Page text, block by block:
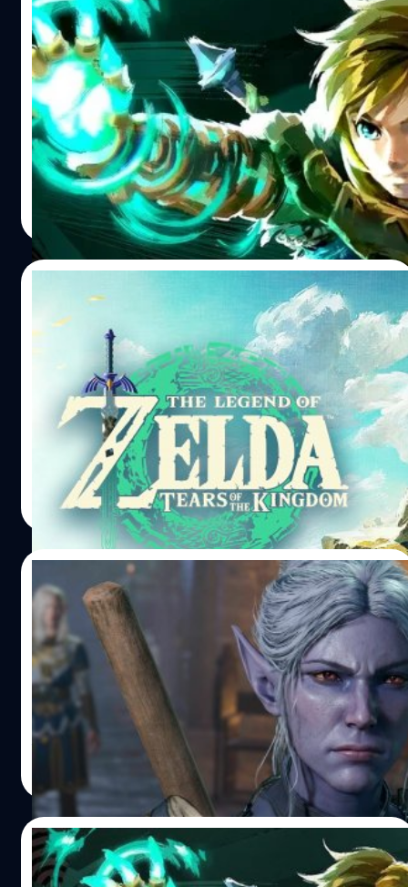
Zelda ภาคต่อไปจะมีเนื้อเรื่องใหม่หมด และไม่มี
แผนสร้าง DLC ภาค Tears of the Kingdom
โปรดิวเซอร์ของเกม และ ผู้กำกับของเกม เกี่ยวกับการสร้าง
ภาคต่อ หรือส่วนเสริม DLC หลังจากภาค Tears of the
Kingdom แล้ว
วงศกร ปฐมชัยวัฒน์| 1066 days ago
Read More
เกม Zelda: Tears of the Kingdom มีส่วน
ช่วยให้ GDP ของญี่ปุ่นเพิ่มขึ้น
สาเหตุที่ GDP เพิ่มขึ้นเป็นเพราะความสำเร็จของเกม The
Legend of Zelda: Tears of the Kingdom ที่ขายได้มากกว่า
18 ล้าน
วงศกร ปฐมชัยวัฒน์| 1086 days ago
Read More
Baldur’s Gate 3 กลายเป็นเกมที่ได้คะแนนรีวิว
ดีที่สุดประจำปี ค.ศ. 2023 จากเว็บไซต์
Metacritic
Baldur’s Gate 3 กลายเป็นเกมที่ได้คะแนนรีวิวดีที่สุดประจำปี
ค.ศ. 2023 จากเว็บไซต์ Metacritic
จีรนาถ เรืองทรัพย์ | 1093 days ago
10/08/2023
Nintendo จดสิทธิบัตรพลังพิเศษในเกม